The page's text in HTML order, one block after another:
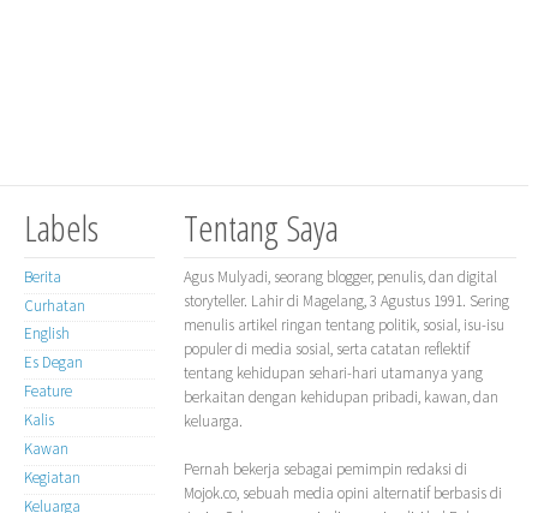
Labels
Berita
Curhatan
English
Es Degan
Feature
Kalis
Kawan
Kegiatan
Keluarga
Tentang Saya
Agus Mulyadi, seorang blogger, penulis, dan digital
storyteller. Lahir di Magelang, 3 Agustus 1991. Sering
menulis artikel ringan tentang politik, sosial, isu-isu
populer di media sosial, serta catatan reflektif
tentang kehidupan sehari-hari utamanya yang
berkaitan dengan kehidupan pribadi, kawan, dan
keluarga.
Pernah bekerja sebagai pemimpin redaksi di
Mojok.co, sebuah media opini alternatif berbasis di